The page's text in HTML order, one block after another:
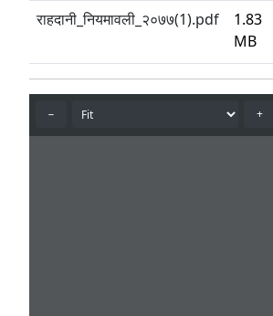
राहदानी_नियमावली_२०७७(1).pdf
1.83
MB